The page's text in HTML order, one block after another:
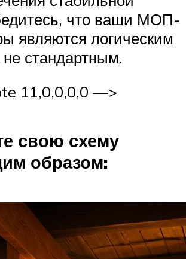
что ваши МОП-
являются логическим
стандартным.
11,0,0,0,0 —>
свою схему
образом: